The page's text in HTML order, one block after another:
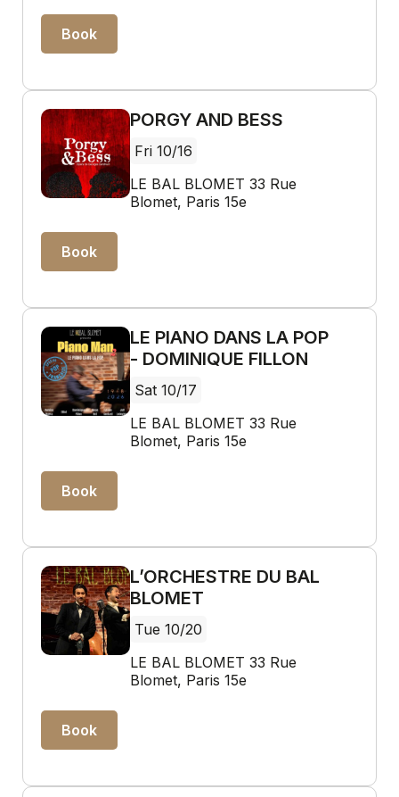
Book
PORGY AND BESS
Fri 10/16
LE BAL BLOMET 33 Rue
Blomet, Paris 15e
Book
LE PIANO DANS LA POP
- DOMINIQUE FILLON
Sat 10/17
LE BAL BLOMET 33 Rue
Blomet, Paris 15e
Book
L’ORCHESTRE DU BAL
BLOMET
Tue 10/20
LE BAL BLOMET 33 Rue
Blomet, Paris 15e
Book